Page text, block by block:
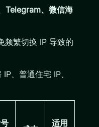
Telegram、微信海
频繁切换 IP 导致的
、普通住宅 IP、
适用